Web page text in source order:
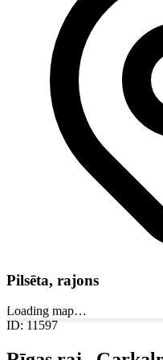
Pilsēta, rajons
Loading map…
ID: 11597